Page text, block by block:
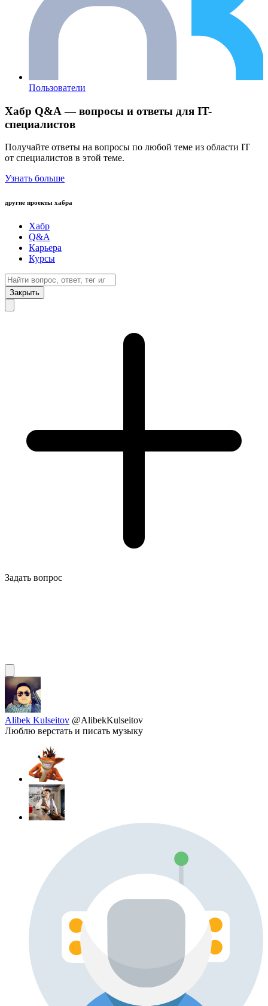
Пользователи
Хабр Q&A — вопросы и ответы для IT-
специалистов
Получайте ответы на вопросы по любой теме из области IT
от специалистов в этой теме.
Узнать больше
другие проекты хабра
Хабр
Q&A
Карьера
Курсы
Закрыть
Задать вопрос
Alibek Kulseitov @AlibekKulseitov
Люблю верстать и писать музыку